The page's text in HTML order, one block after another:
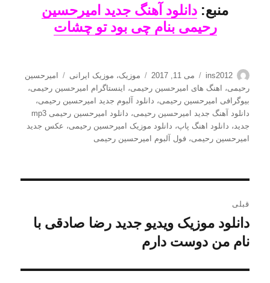
منبع: دانلود آهنگ جدید امیرحسین
رحیمی بنام چی بود تو چشات
نویسنده
ins2012
ارسال
شده
در
می 11, 2017 دسته‌ها
موزیک، موزیک ایرانی برچسب‌ها
امیرحسین
رحیمی، اهنگ های امیرحسین رحیمی، اینستاگرام امیرحسین رحیمی،
بیوگرافی امیرحسین رحیمی، دانلود آلبوم جدید امیرحسین رحیمی،
دانلود آهنگ جدید امیرحسین رحیمی،
دانلود امیرحسین رحیمی mp3
جدید، دانلود اهنگ پاپ، دانلود موزیک امیرحسین رحیمی، عکس جدید
امیرحسین رحیمی،فول آلبوم امیرحسین رحیمی
نوشته
قبلی
نوشته
قبلی:
دانلود موزیک ویدیو جدید رضا صادقی با
نام من دوست دارم